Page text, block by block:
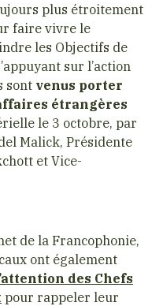
plus étroitement
faire vivre le
les Objectifs de
sur l’action
sont venus porter
étrangères
le 3 octobre, par
Malick, Présidente
et Vice-
de la Francophonie,
ont également
des Chefs
pour rappeler leur